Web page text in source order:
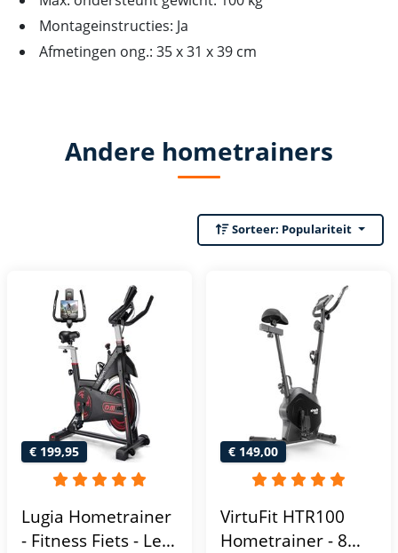
Montageinstructies: Ja
Afmetingen ong.: 35 x 31 x 39 cm
Andere hometrainers
Sorteer: Populariteit
€ 199,95
Lugia Hometrainer
- Fitness Fiets - Led
€ 149,00
VirtuFit HTR100
Hometrainer - 8